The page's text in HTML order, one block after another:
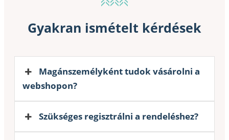
Gyakran ismételt kérdések
Magánszemélyként tudok vásárolni a
webshopon?
Szükséges regisztrálni a rendeléshez?